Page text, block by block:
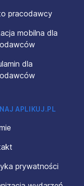
pracodawcy
mobilna dla
dla
APLIKUJ.PL
prywatności